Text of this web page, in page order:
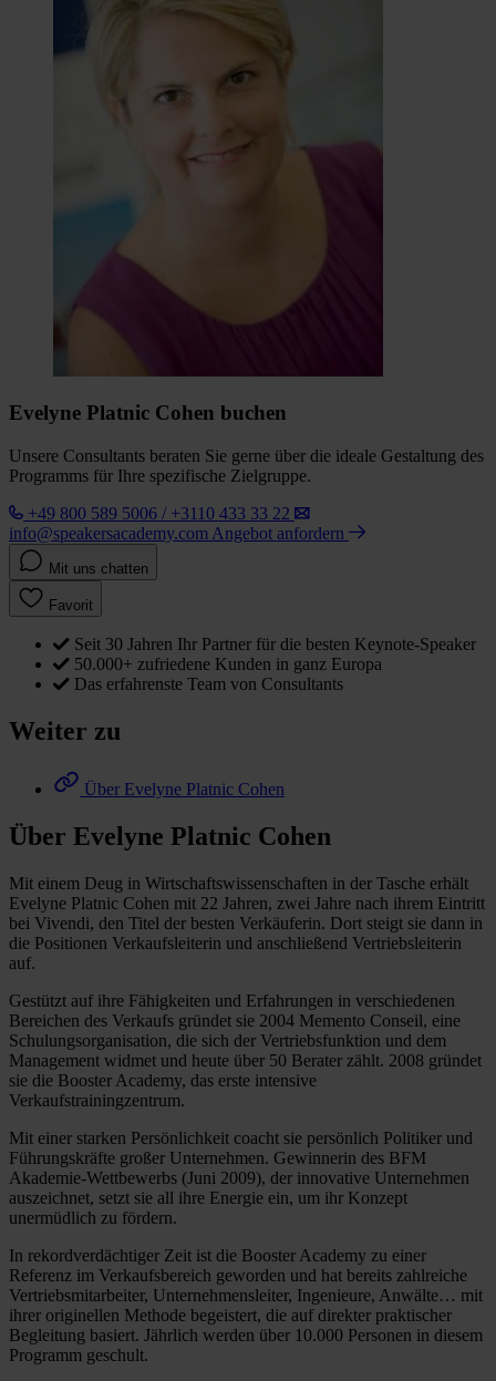
Evelyne Platnic Cohen buchen
Unsere Consultants beraten Sie gerne über die ideale Gestaltung des
Programms für Ihre spezifische Zielgruppe.
+49 800 589 5006 / +3110 433 33 22
info@speakersacademy.com Angebot anfordern
Mit uns chatten
Favorit
Seit 30 Jahren Ihr Partner für die besten Keynote-Speaker
50.000+ zufriedene Kunden in ganz Europa
Das erfahrenste Team von Consultants
Weiter zu
Über Evelyne Platnic Cohen
Über Evelyne Platnic Cohen
Mit einem Deug in Wirtschaftswissenschaften in der Tasche erhält
Evelyne Platnic Cohen mit 22 Jahren, zwei Jahre nach ihrem Eintritt
bei Vivendi, den Titel der besten Verkäuferin. Dort steigt sie dann in
die Positionen Verkaufsleiterin und anschließend Vertriebsleiterin
auf.
Gestützt auf ihre Fähigkeiten und Erfahrungen in verschiedenen
Bereichen des Verkaufs gründet sie 2004 Memento Conseil, eine
Schulungsorganisation, die sich der Vertriebsfunktion und dem
Management widmet und heute über 50 Berater zählt. 2008 gründet
sie die Booster Academy, das erste intensive
Verkaufstrainingzentrum.
Mit einer starken Persönlichkeit coacht sie persönlich Politiker und
Führungskräfte großer Unternehmen. Gewinnerin des BFM
Akademie-Wettbewerbs (Juni 2009), der innovative Unternehmen
auszeichnet, setzt sie all ihre Energie ein, um ihr Konzept
unermüdlich zu fördern.
In rekordverdächtiger Zeit ist die Booster Academy zu einer
Referenz im Verkaufsbereich geworden und hat bereits zahlreiche
Vertriebsmitarbeiter, Unternehmensleiter, Ingenieure, Anwälte… mit
ihrer originellen Methode begeistert, die auf direkter praktischer
Begleitung basiert. Jährlich werden über 10.000 Personen in diesem
Programm geschult.